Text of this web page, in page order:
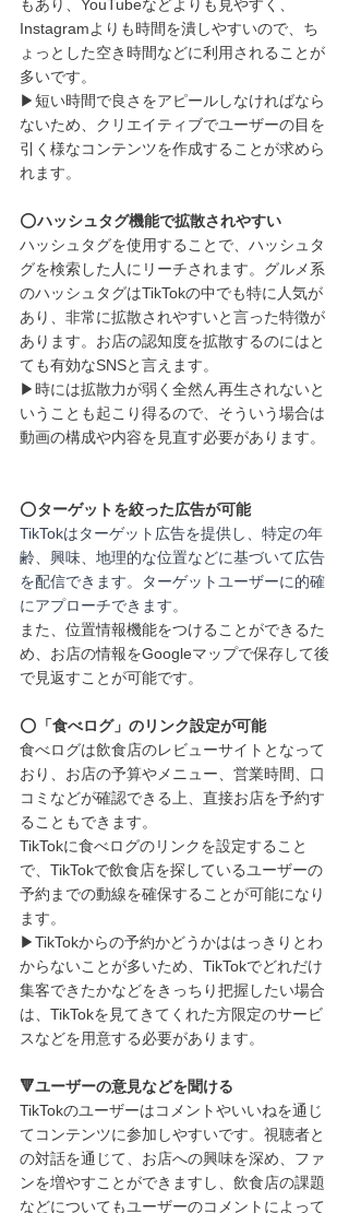
もあり、YouTubeなどよりも見やすく、
Instagramよりも時間を潰しやすいので、ち
ょっとした空き時間などに利用されることが
多いです。
▶︎短い時間で良さをアピールしなければなら
ないため、クリエイティブでユーザーの目を
引く様なコンテンツを作成することが求めら
れます。
⭕️ハッシュタグ機能で拡散されやすい
ハッシュタグを使用することで、ハッシュタ
グを検索した人にリーチされます。グルメ系
のハッシュタグはTikTokの中でも特に人気が
あり、非常に拡散されやすいと言った特徴が
あります。お店の認知度を拡散するのにはと
ても有効なSNSと言えます。
▶︎時には拡散力が弱く全然ん再生されないと
いうことも起こり得るので、そういう場合は
動画の構成や内容を見直す必要があります。
⭕️ターゲットを絞った広告が可能
TikTokはターゲット広告を提供し、特定の年
齢、興味、地理的な位置などに基づいて広告
を配信できます。ターゲットユーザーに的確
にアプローチできます。
また、位置情報機能をつけることができるた
め、お店の情報をGoogleマップで保存して後
で見返すことが可能です。
⭕️ 「食べログ」のリンク設定が可能
食べログは飲食店のレビューサイトとなって
おり、お店の予算やメニュー、営業時間、口
コミなどが確認できる上、直接お店を予約す
ることもできます。
TikTokに食べログのリンクを設定すること
で、TikTokで飲食店を探しているユーザーの
予約までの動線を確保することが可能になり
ます。
▶︎TikTokからの予約かどうかははっきりとわ
からないことが多いため、TikTokでどれだけ
集客できたかなどをきっちり把握したい場合
は、TikTokを見てきてくれた方限定のサービ
スなどを用意する必要があります。
🔻ユーザーの意見などを聞ける
TikTokのユーザーはコメントやいいねを通じ
てコンテンツに参加しやすいです。視聴者と
の対話を通じて、お店への興味を深め、ファ
ンを増やすことができますし、飲食店の課題
などについてもユーザーのコメントによって